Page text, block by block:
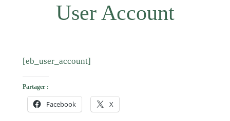
User Account
[eb_user_account]
Partager :
Facebook X